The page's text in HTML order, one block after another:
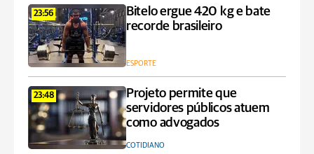
23:56
Bitelo ergue 420 kg e bate
recorde brasileiro
ESPORTE
23:48
Projeto permite que
servidores públicos atuem
como advogados
COTIDIANO